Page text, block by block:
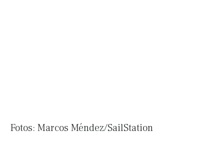
Fotos: Marcos Méndez/SailStation